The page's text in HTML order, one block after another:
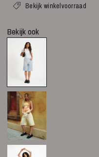
Bekijk winkelvoorraad
Bekijk ook